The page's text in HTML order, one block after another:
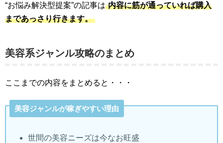
“お悩み解決型提案”の記事は 内容に筋が通っていれば購入
まであっさり行きます。
美容系ジャンル攻略のまとめ
ここまでの内容をまとめると・・・
美容ジャンルが稼ぎやすい理由
世間の美容ニーズは今なお旺盛